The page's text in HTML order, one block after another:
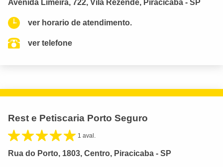
Avenida Limeira, 722, Vila Rezende, Piracicaba - SP
ver horario de atendimento.
ver telefone
Rest e Petiscaria Porto Seguro
1 aval.
Rua do Porto, 1803, Centro, Piracicaba - SP